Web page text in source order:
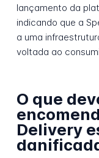
lançamento da
indicando que a
a uma
voltada ao
O que
Delivery